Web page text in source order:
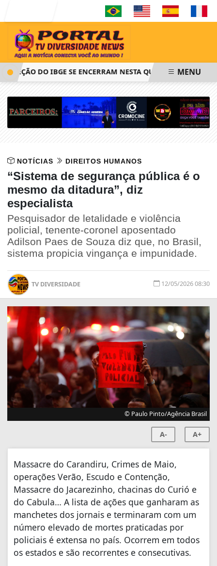
DO IBGE SE ENCERRAM NESTA QUINTA-FEIRA ÀS 14H
MENU
NOTÍCIAS DIREITOS HUMANOS
“Sistema de segurança pública é o
mesmo da ditadura”, diz
especialista
Pesquisador de letalidade e violência
policial, tenente-coronel aposentado
Adilson Paes de Souza diz que, no Brasil,
sistema propicia vingança e impunidade.
TV DIVERSIDADE 12/05/2026 08:30
© Paulo Pinto/Agência Brasil
A- A+
Massacre do Carandiru, Crimes de Maio,
operações Verão, Escudo e Contenção,
Massacre do Jacarezinho, chacinas do Curió e
do Cabula… A lista de ações que ganharam as
manchetes dos jornais e terminaram com um
número elevado de mortes praticadas por
policiais é extensa no país. Ocorrem em todos
os estados e são recorrentes e consecutivas.